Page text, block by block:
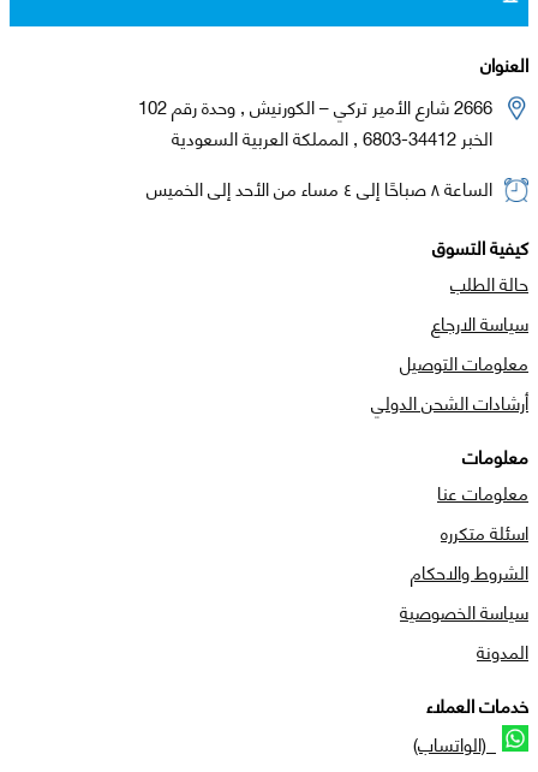
العنوان
2666 شارع الأمير تركي – الكورنيش , وحدة رقم 102
الخبر 34412-6803 , المملكة العربية السعودية
الساعة ٨ صباحًا إلى ٤ مساء من الأحد إلى الخميس
كيفية التسوق
حالة الطلب
سياسة الارجاع
معلومات التوصيل
أرشادات الشحن الدولي
معلومات
معلومات عنا
اسئلة متكرره
الشروط والاحكام
سياسة الخصوصية
المدونة
خدمات العملاء
(الواتساب)